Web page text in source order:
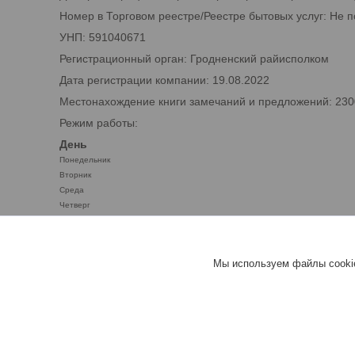
Номер в Торговом реестре/Реестре бытовых услуг: Не
УНП: 591040671
Регистрационный орган: Гродненский райисполком
Дата регистрации компании: 19.08.2022
Местонахождение книги замечаний и предложений:
Режим работы:
День
Понедельник
Вторник
Среда
Четверг
Мы используем файлы